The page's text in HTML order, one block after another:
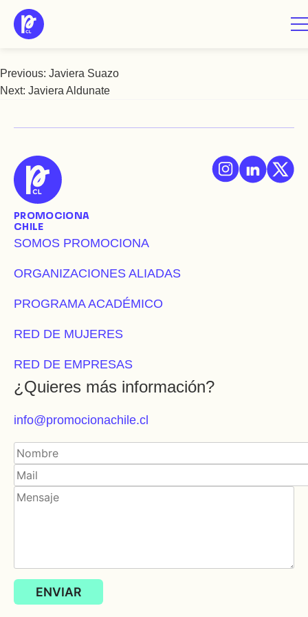
Saltar
Javiera Cabalin
Navegación
entradas
Previous: Javiera Suazo
Next: Javiera Aldunate
PROMOCIONA
CHILE
SOMOS PROMOCIONA
ORGANIZACIONES ALIADAS
PROGRAMA ACADÉMICO
RED DE MUJERES
RED DE EMPRESAS
¿Quieres más información?
info@promocionachile.cl